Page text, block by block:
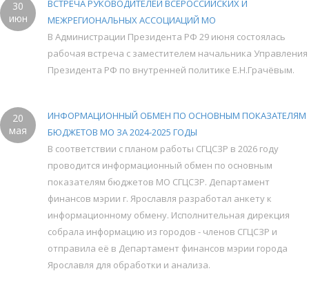
30
июн
ВСТРЕЧА РУКОВОДИТЕЛЕЙ ВСЕРОССИЙСКИХ И
МЕЖРЕГИОНАЛЬНЫХ АССОЦИАЦИЙ МО
В Администрации Президента РФ 29 июня состоялась
рабочая встреча с заместителем начальника Управления
Президента РФ по внутренней политике Е.Н.Грачёвым.
20
мая
ИНФОРМАЦИОННЫЙ ОБМЕН ПО ОСНОВНЫМ ПОКАЗАТЕЛЯМ
БЮДЖЕТОВ МО ЗА 2024-2025 ГОДЫ
В соответствии с планом работы СГЦСЗР в 2026 году
проводится информационный обмен по основным
показателям бюджетов МО СГЦСЗР. Департамент
финансов мэрии г. Ярославля разработал анкету к
информационному обмену. Исполнительная дирекция
собрала информацию из городов - членов СГЦСЗР и
отправила её в Департамент финансов мэрии города
Ярославля для обработки и анализа.